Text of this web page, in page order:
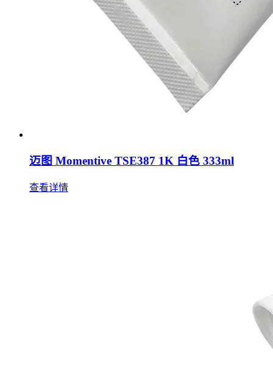
迈图 Momentive TSE387 1K 白色 333ml
查看详情